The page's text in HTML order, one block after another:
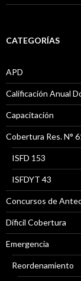
CATEGORÍAS
APD
Calificación Anual
Capacitación
Cobertura Res. N°
ISFD 153
ISFDYT 43
Concursos de
Díficil Cobertura
Emergencia
Reordenamiento